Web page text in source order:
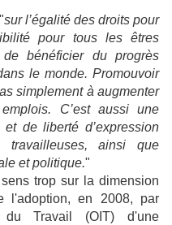
sur l’égalité des droits pour
pour tous les êtres
bénéficier du progrès
le monde. Promouvoir
simplement à augmenter
C’est aussi une
de liberté d’expression
ainsi que
et politique."
trop sur la dimension
l'adoption, en 2008, par
du Travail (OIT) d'une